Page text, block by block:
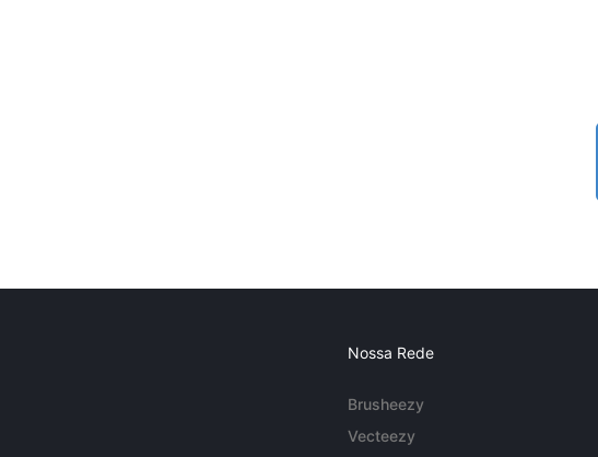
Nossa Rede
Brusheezy
Vecteezy